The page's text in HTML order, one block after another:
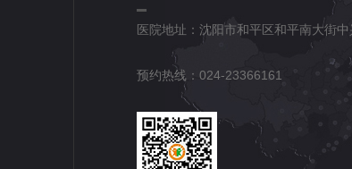
医院地址：沈阳市和平区和平南大街
预约热线：024-23366161